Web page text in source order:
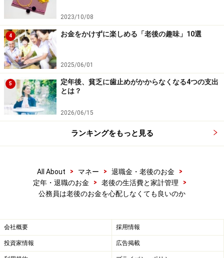
2023/10/08
4 お金をかけずに楽しめる「老後の趣味」10選
2025/06/01
5
定年後、貧乏に歯止めがかからなくなる4つの支出
とは？
2026/06/15
ランキングをもっと見る
All About > マネー > 退職金・老後のお金
>
定年・退職のお金
> 老後の生活費と家計管理
>
公務員は老後のお金を心配しなくても良いのか
会社概要 採用情報
投資家情報 広告掲載